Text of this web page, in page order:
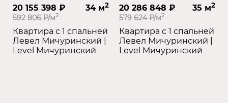
20 155 398 ₽ 34 м2
592 806 ₽/м2
Квартира с 1 спальней
Левел Мичуринский |
Level Мичуринский
20 286 848 ₽ 35 м2
579 624 ₽/м2
Квартира с 1 спальней
Левел Мичуринский |
Level Мичуринский